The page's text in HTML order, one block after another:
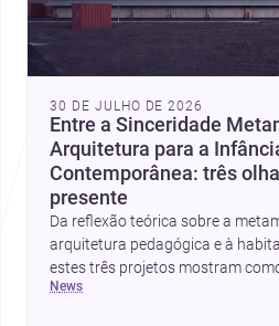
30 DE JULHO DE 2026
Entre a Sinceridade
Arquitetura para a
Contemporânea: três
presente
Da reflexão teórica sobre a
arquitetura pedagógica e à
estes três projetos mostram
hoje a emoção, uso e contexto.
pistas valiosas sobre como criar
news